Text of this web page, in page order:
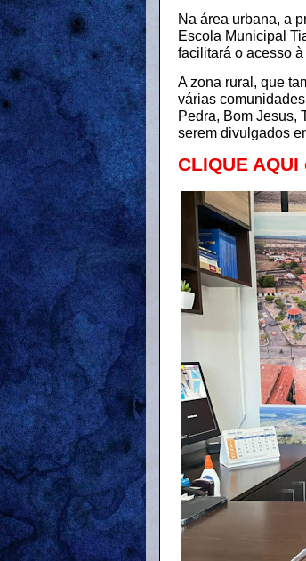
Na área urbana, a
Escola Municipal
facilitará o acesso
A zona rural, que
várias
Pedra, Bom Jesus,
serem divulgados
CLIQUE